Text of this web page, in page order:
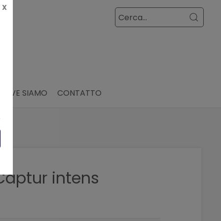
X
DOVE SIAMO CONTATTO
intens